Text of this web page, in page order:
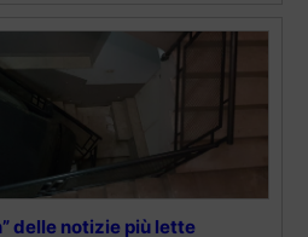
delle notizie più lette